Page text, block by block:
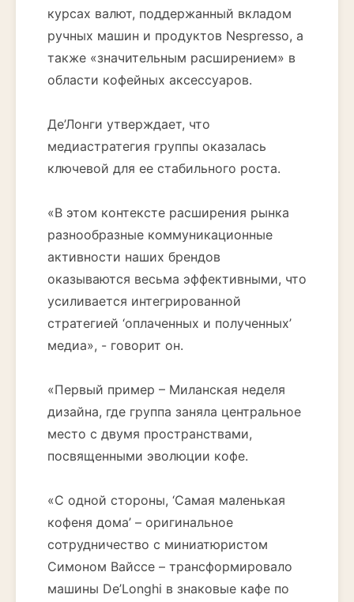
курсах валют, поддержанный вкладом
ручных машин и продуктов Nespresso, а
также «значительным расширением» в
области кофейных аксессуаров.
Де’Лонги утверждает, что
медиастратегия группы оказалась
ключевой для ее стабильного роста.
«В этом контексте расширения рынка
разнообразные коммуникационные
активности наших брендов
оказываются весьма эффективными, что
усиливается интегрированной
стратегией ‘оплаченных и полученных’
медиа», - говорит он.
«Первый пример – Миланская неделя
дизайна, где группа заняла центральное
место с двумя пространствами,
посвященными эволюции кофе.
«С одной стороны, ‘Самая маленькая
кофеня дома’ – оригинальное
сотрудничество с миниатюристом
Симоном Вайссе – трансформировало
машины De’Longhi в знаковые кафе по